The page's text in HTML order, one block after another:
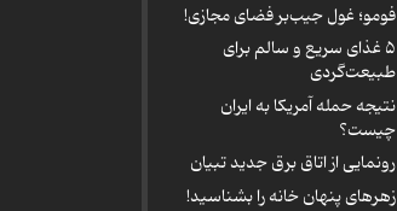
فومو؛ غول جیب‌بر فضای مجازی!
۵ غذای سریع و سالم برای
طبیعت‌گردی
نتیجه حمله آمریکا به ایران
چیست؟
رونمایی از اتاق برق جدید تبیان
زهرهای پنهان خانه را بشناسید!